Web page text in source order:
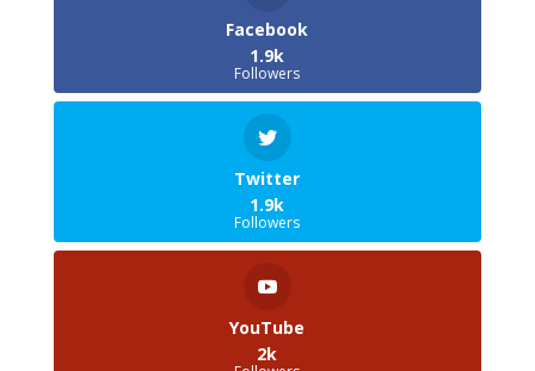
Facebook
1.9k
Followers
Twitter
1.9k
Followers
YouTube
2k